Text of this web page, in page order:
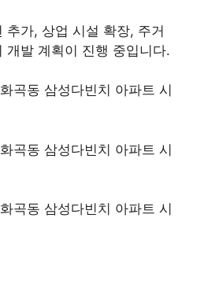
추가, 상업 시설 확장, 주거
개발 계획이 진행 중입니다.
곡동 삼성다빈치 아파트 시
곡동 삼성다빈치 아파트 시
곡동 삼성다빈치 아파트 시